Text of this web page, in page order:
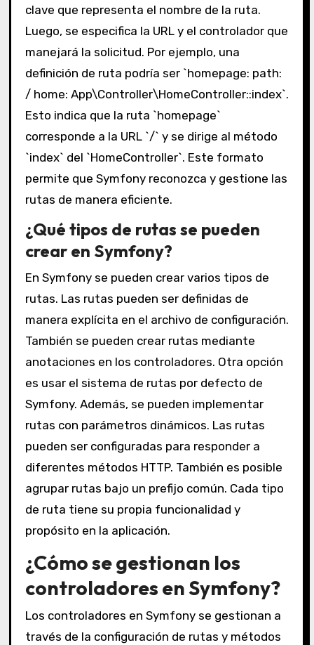
clave que representa el nombre de la ruta.
Luego, se especifica la URL y el controlador que
manejará la solicitud. Por ejemplo, una
definición de ruta podría ser `homepage: path:
/ home: App\Controller\HomeController::index`.
Esto indica que la ruta `homepage`
corresponde a la URL `/` y se dirige al método
`index` del `HomeController`. Este formato
permite que Symfony reconozca y gestione las
rutas de manera eficiente.
¿Qué tipos de rutas se pueden
crear en Symfony?
En Symfony se pueden crear varios tipos de
rutas. Las rutas pueden ser definidas de
manera explícita en el archivo de configuración.
También se pueden crear rutas mediante
anotaciones en los controladores. Otra opción
es usar el sistema de rutas por defecto de
Symfony. Además, se pueden implementar
rutas con parámetros dinámicos. Las rutas
pueden ser configuradas para responder a
diferentes métodos HTTP. También es posible
agrupar rutas bajo un prefijo común. Cada tipo
de ruta tiene su propia funcionalidad y
propósito en la aplicación.
¿Cómo se gestionan los
controladores en Symfony?
Los controladores en Symfony se gestionan a
través de la configuración de rutas y métodos